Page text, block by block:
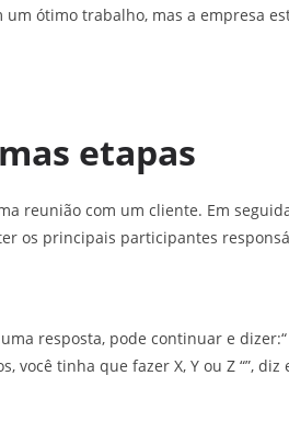
ótimo trabalho, mas a empresa
etapas
reunião com um cliente. Em
os principais participantes
resposta, pode continuar e
você tinha que fazer X, Y ou Z “”, diz